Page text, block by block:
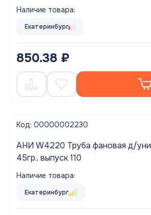
Наличие товара:
Екатеринбург
850.38 ₽
Код: 00000002230
АНИ W4220 Труба фановая д/
45гр., выпуск 110
Наличие товара:
Екатеринбург